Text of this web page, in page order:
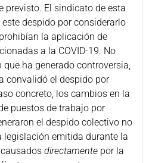
previsto. El sindicato de esta
despido por considerarlo
la aplicación de
a la COVID-19. No
ha generado controversia,
convalidó el despido por
concreto, los cambios en la
puestos de trabajo por
el despido colectivo no
emitida durante la
directamente por la